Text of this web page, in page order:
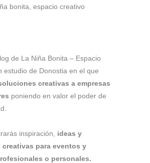
de La Niña Bonita – Espacio
estudio de Donostia en el que
creativas a empresas
poniendo en valor el poder de
inspiración,
ideas y
para eventos y
o personales.